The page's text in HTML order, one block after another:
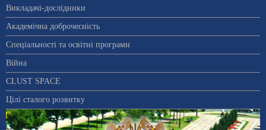
Викладачі-дослідники
Академічна доброчесність
Спеціальності та освітні програми
Війна
CLUST SPACE
Цілі сталого розвитку